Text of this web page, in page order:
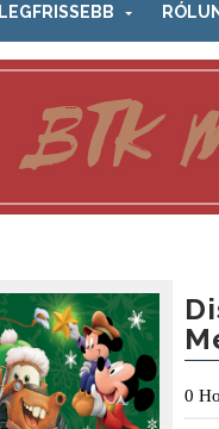
LEGFRISSEBB
0